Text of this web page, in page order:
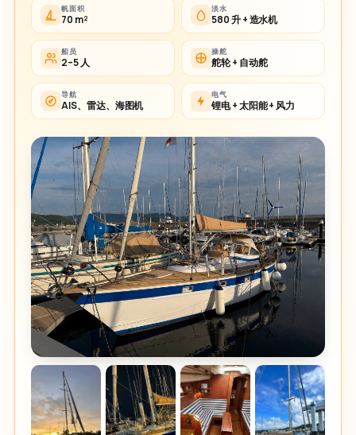
帆面积
70 m²
淡水
580 升 + 造水机
船员
2–5 人
操舵
舵轮 + 自动舵
导航
AIS、雷达、海图机
电气
锂电 + 太阳能 + 风力